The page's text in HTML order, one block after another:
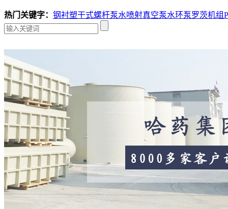
热门关键字： 钢衬塑干式螺杆泵水喷射真空泵水环泵罗茨机组